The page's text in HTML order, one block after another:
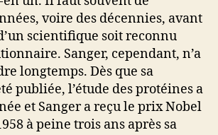
voire des décennies, avant
scientifique soit reconnu
Sanger, cependant, n’a
longtemps. Dès que sa
publiée, l’étude des protéines a
et Sanger a reçu le prix Nobel
à peine trois ans après sa